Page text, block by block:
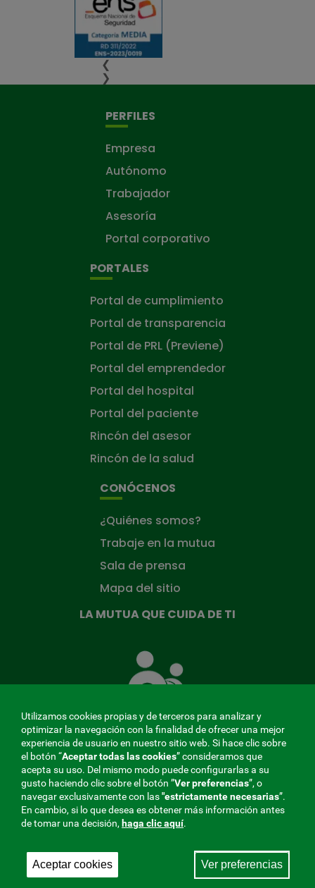
❮
❯
PERFILES
Empresa
Autónomo
Trabajador
Asesoría
Portal corporativo
PORTALES
Portal de cumplimiento
Portal de transparencia
Portal de PRL (Previene)
Portal del emprendedor
Portal del hospital
Portal del paciente
Rincón del asesor
Rincón de la salud
CONÓCENOS
¿Quiénes somos?
Trabaje en la mutua
Sala de prensa
Mapa del sitio
LA MUTUA QUE CUIDA DE TI
Mutua
que
ti
MENÚ
REDES
SOCIALES
V20
Mutua Colaboradora con la Seguridad Social, 275.
Utilizamos cookies propias y de terceros para analizar y
optimizar la navegación con la finalidad de ofrecer una mejor
experiencia de usuario en nuestro sitio web. Si hace clic sobre
el botón “Aceptar todas las cookies” consideramos que
acepta su uso. Del mismo modo puede configurarlas a su
gusto haciendo clic sobre el botón ”Ver preferencias”, o
navegar exclusivamente con las"estrictamentenecesarias”.
En cambio, si lo que desea es obtener más información antes
de tomar una decisión, haga clic aquí.
Aceptar cookies Ver preferencias